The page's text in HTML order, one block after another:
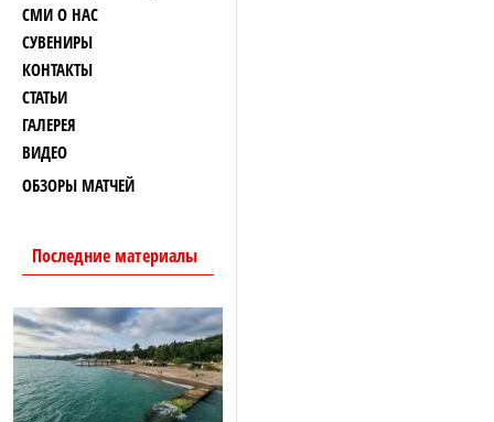
СМИ О НАС
СУВЕНИРЫ
КОНТАКТЫ
СТАТЬИ
ГАЛЕРЕЯ
ВИДЕО
ОБЗОРЫ МАТЧЕЙ
Последние материалы